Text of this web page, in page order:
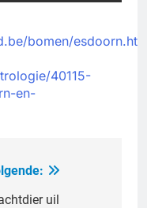
bomen/
40115-
en-
uil